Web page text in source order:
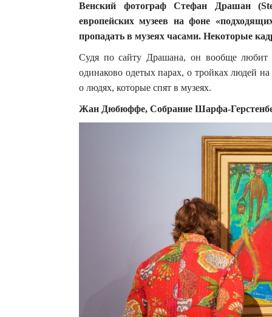
Венский фотограф Стефан Драшан
европейских музеев на фоне
пропадать в музеях часами. Некоторые
Судя по сайту Драшана, он вообще любит
одинаково одетых парах, о тройках людей
о людях, которые спят в музеях.
Жан Дюбюффе, Собрание Шарфа-